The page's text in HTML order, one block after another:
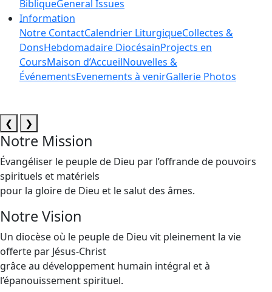
BibliqueGeneral Issues
Information
Notre ContactCalendrier LiturgiqueCollectes &
DonsHebdomadaire DiocésainProjects en
CoursMaison d’AccueilNouvelles &
ÉvénementsEvenements à venirGallerie Photos
❮ ❯
Notre Mission
Évangéliser le peuple de Dieu par l’offrande de pouvoirs
spirituels et matériels
pour la gloire de Dieu et le salut des âmes.
Notre Vision
Un diocèse où le peuple de Dieu vit pleinement la vie
offerte par Jésus-Christ
grâce au développement humain intégral et à
l’épanouissement spirituel.